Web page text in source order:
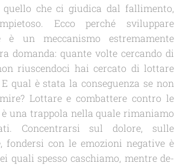
quello che ci giudica dal fallimento,
Ecco perché sviluppare
è un meccanismo estremamente
domanda: quante volte cercando di
riuscendoci hai cercato di lottare
qual è stata la conseguenza se non
Lottare e combattere contro le
una trappola nella quale rimaniamo
Concentrarsi sul dolore, sulle
fondersi con le emozioni negative è
quali spesso caschiamo, mentre de-